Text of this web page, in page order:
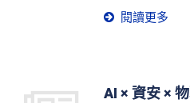
完整智慧聯網架
德里盛大的
Industrial
閱讀更多
AI × 資安 ×